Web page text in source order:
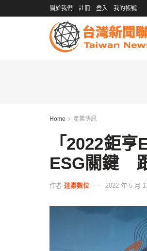
關於我們 註冊 登入 我的帳號
Home 產業快訊
「2022鉅
ESG關鍵
作者 達豪數位 2022 年 5 月